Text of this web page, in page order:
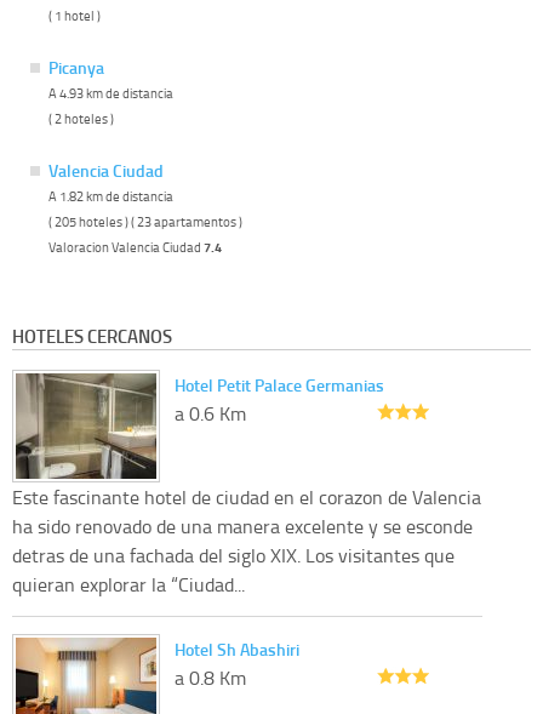
( 1 hotel )
Picanya
A 4.93 km de distancia
( 2 hoteles )
Valencia Ciudad
A 1.82 km de distancia
( 205 hoteles ) ( 23 apartamentos )
Valoracion Valencia Ciudad 7.4
HOTELES CERCANOS
Hotel Petit Palace Germanias
a 0.6 Km
Este fascinante hotel de ciudad en el corazon de Valencia
ha sido renovado de una manera excelente y se esconde
detras de una fachada del siglo XIX. Los visitantes que
quieran explorar la “Ciudad...
Hotel Sh Abashiri
a 0.8 Km